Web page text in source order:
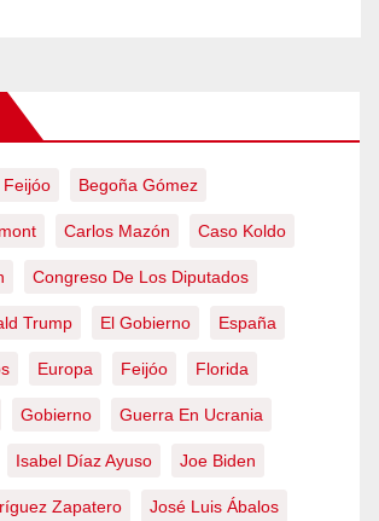
Feijóo Begoña Gómez
Carlos Mazón Caso Koldo
Congreso De Los Diputados
Trump El Gobierno España
Europa Feijóo Florida
Gobierno Guerra En Ucrania
Isabel Díaz Ayuso Joe Biden
Zapatero José Luis Ábalos